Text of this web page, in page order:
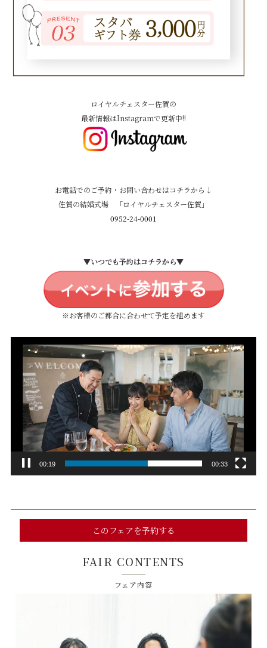
ロイヤルチェスター佐賀の
最新情報はInstagramで更新中!!
お電話でのご予約・お問い合わせはコチラから↓
佐賀の結婚式場 「ロイヤルチェスター佐賀」
0952-24-0001
▼いつでも予約はコチラから▼
※お客様のご都合に合わせて予定を組めます
00:22 00:33
このフェアを予約する
FAIR CONTENTS
フェア内容